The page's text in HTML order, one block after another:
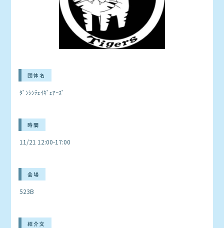
団体名
ﾀﾞﾝｼﾝﾃｪｲｷﾞｪｱｰｽﾞ
時間
11/21 12:00-17:00
会場
523B
紹介文